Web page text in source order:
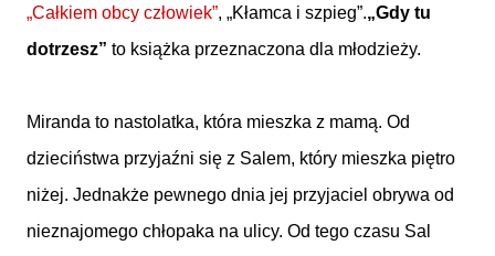
„Całkiem obcy człowiek”, „Kłamca i szpieg”.„Gdy tu
dotrzesz” to książka przeznaczona dla młodzieży.
Miranda to nastolatka, która mieszka z mamą. Od
dzieciństwa przyjaźni się z Salem, który mieszka piętro
niżej. Jednakże pewnego dnia jej przyjaciel obrywa od
nieznajomego chłopaka na ulicy. Od tego czasu Sal